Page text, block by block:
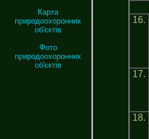
Карта
природоохоронних
об'єктів
Фото
природоохоронних
об'єктів
16.
17.
18.